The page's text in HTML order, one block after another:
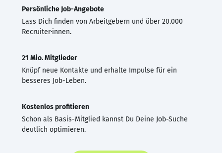
Persönliche Job-Angebote
Lass Dich finden von Arbeitgebern und über 20.000
Recruiter·innen.
21 Mio. Mitglieder
Knüpf neue Kontakte und erhalte Impulse für ein
besseres Job-Leben.
Kostenlos profitieren
Schon als Basis-Mitglied kannst Du Deine Job-Suche
deutlich optimieren.